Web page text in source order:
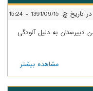
در تاریخ چ, 1391/09/15 - 15:24
دبیرستان به دلیل آلودگی
مشاهده بیشتر